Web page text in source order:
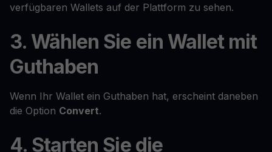
verfügbaren Wallets auf der Plattform zu sehen.
3. Wählen Sie ein Wallet mit
Guthaben
Wenn Ihr Wallet ein Guthaben hat, erscheint daneben
die Option Convert.
4. Starten Sie die